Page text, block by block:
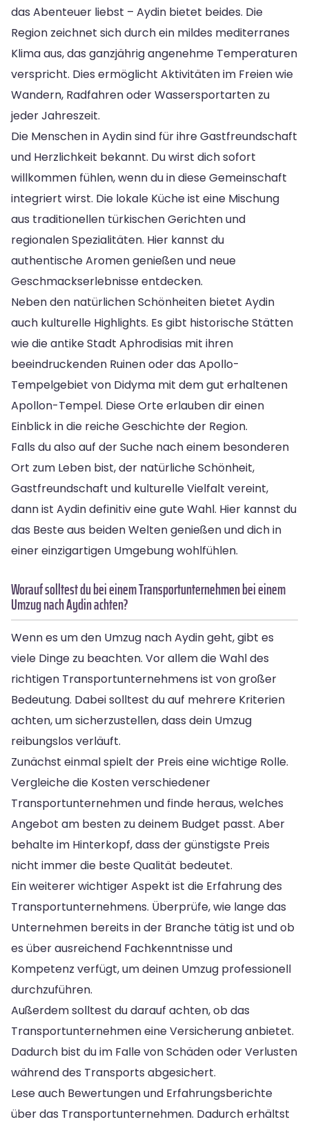
das Abenteuer liebst – Aydin bietet beides. Die
Region zeichnet sich durch ein mildes mediterranes
Klima aus, das ganzjährig angenehme Temperaturen
verspricht. Dies ermöglicht Aktivitäten im Freien wie
Wandern, Radfahren oder Wassersportarten zu
jeder Jahreszeit.
Die Menschen in Aydin sind für ihre Gastfreundschaft
und Herzlichkeit bekannt. Du wirst dich sofort
willkommen fühlen, wenn du in diese Gemeinschaft
integriert wirst. Die lokale Küche ist eine Mischung
aus traditionellen türkischen Gerichten und
regionalen Spezialitäten. Hier kannst du
authentische Aromen genießen und neue
Geschmackserlebnisse entdecken.
Neben den natürlichen Schönheiten bietet Aydin
auch kulturelle Highlights. Es gibt historische Stätten
wie die antike Stadt Aphrodisias mit ihren
beeindruckenden Ruinen oder das Apollo-
Tempelgebiet von Didyma mit dem gut erhaltenen
Apollon-Tempel. Diese Orte erlauben dir einen
Einblick in die reiche Geschichte der Region.
Falls du also auf der Suche nach einem besonderen
Ort zum Leben bist, der natürliche Schönheit,
Gastfreundschaft und kulturelle Vielfalt vereint,
dann ist Aydin definitiv eine gute Wahl. Hier kannst du
das Beste aus beiden Welten genießen und dich in
einer einzigartigen Umgebung wohlfühlen.
Worauf solltest du bei einem Transportunternehmen bei einem
Umzug nach Aydin achten?
Wenn es um den Umzug nach Aydin geht, gibt es
viele Dinge zu beachten. Vor allem die Wahl des
richtigen Transportunternehmens ist von großer
Bedeutung. Dabei solltest du auf mehrere Kriterien
achten, um sicherzustellen, dass dein Umzug
reibungslos verläuft.
Zunächst einmal spielt der Preis eine wichtige Rolle.
Vergleiche die Kosten verschiedener
Transportunternehmen und finde heraus, welches
Angebot am besten zu deinem Budget passt. Aber
behalte im Hinterkopf, dass der günstigste Preis
nicht immer die beste Qualität bedeutet.
Ein weiterer wichtiger Aspekt ist die Erfahrung des
Transportunternehmens. Überprüfe, wie lange das
Unternehmen bereits in der Branche tätig ist und ob
es über ausreichend Fachkenntnisse und
Kompetenz verfügt, um deinen Umzug professionell
durchzuführen.
Außerdem solltest du darauf achten, ob das
Transportunternehmen eine Versicherung anbietet.
Dadurch bist du im Falle von Schäden oder Verlusten
während des Transports abgesichert.
Lese auch Bewertungen und Erfahrungsberichte
über das Transportunternehmen. Dadurch erhältst